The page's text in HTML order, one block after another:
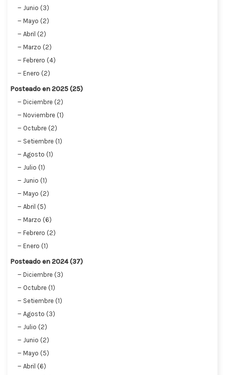
Junio (3)
Mayo (2)
Abril (2)
Marzo (2)
Febrero (4)
Enero (2)
Posteado en 2025 (25)
Diciembre (2)
Noviembre (1)
Octubre (2)
Setiembre (1)
Agosto (1)
Julio (1)
Junio (1)
Mayo (2)
Abril (5)
Marzo (6)
Febrero (2)
Enero (1)
Posteado en 2024 (37)
Diciembre (3)
Octubre (1)
Setiembre (1)
Agosto (3)
Julio (2)
Junio (2)
Mayo (5)
Abril (6)